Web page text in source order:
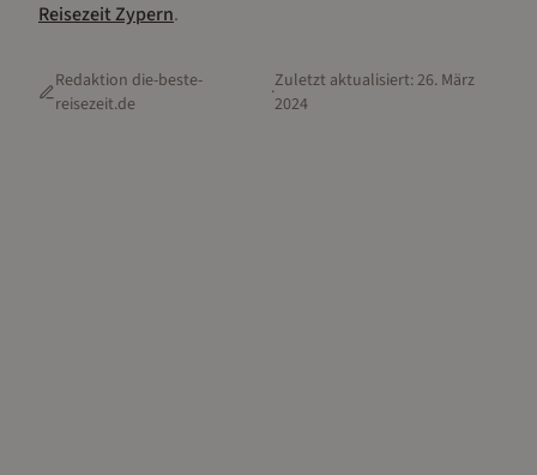
ReisezeitZypern.
Redaktion die-beste-
reisezeit.de
·Zuletzt aktualisiert:26. März
2024